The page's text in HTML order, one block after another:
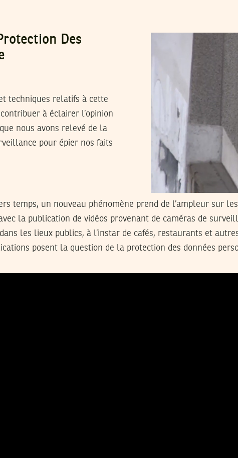
Des
techniques relatifs à cette
à éclairer l’opinion
nous avons relevé de la
pour épier nos faits
la publication de vidéos provenant de caméras de
les lieux publics, à l’instar de cafés, restaurants et
posent la question de la protection des données